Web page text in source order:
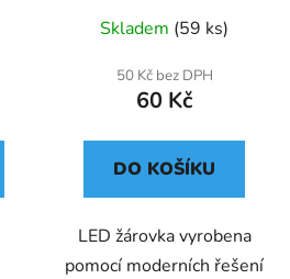
Skladem (59 ks)
50 Kč bez DPH
60 Kč
DO KOŠÍKU
LED žárovka vyrobena
pomocí moderních řešení